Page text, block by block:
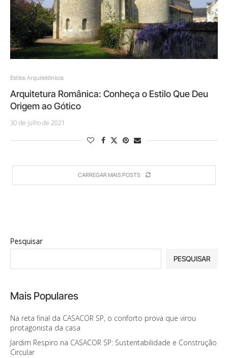
Estilos Arquitetônicos
Arquitetura Românica: Conheça o Estilo Que Deu
Origem ao Gótico
30 de julho de 2021
CARREGAR MAIS POSTS
Pesquisar
PESQUISAR
Mais Populares
Na reta final da CASACOR SP, o conforto prova que virou
protagonista da casa
Jardim Respiro na CASACOR SP: Sustentabilidade e Construção
Circular